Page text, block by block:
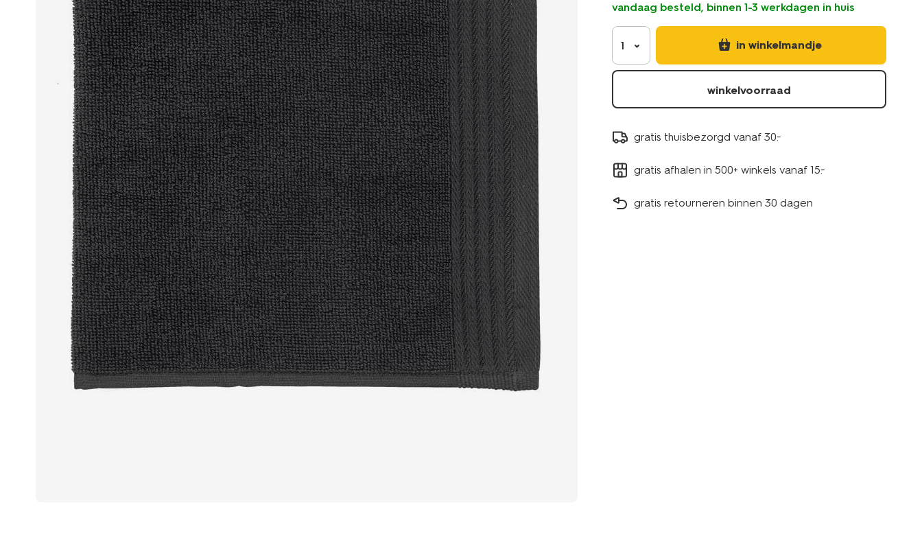
50-
-
-
vandaag besteld, binnen 1-3 werkdagen in huis
1 in winkelmandje
winkelvoorraad
gratis thuisbezorgd vanaf 30.-
gratis afhalen in 500+ winkels vanaf 15.-
gratis retourneren binnen 30 dagen